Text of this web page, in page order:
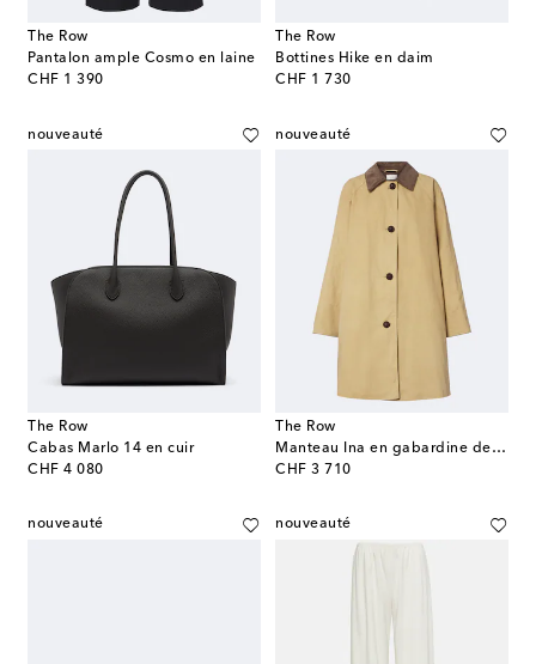
The Row
Pantalon ample Cosmo en laine
CHF 1 390
original price
The Row
Bottines Hike en daim
CHF 1 730
original price
nouveauté
The Row
Cabas Marlo 14 en cuir
CHF 4 080
original price
nouveauté
The Row
Manteau Ina en gabardine de coton
CHF 3 710
original price
nouveauté nouveauté